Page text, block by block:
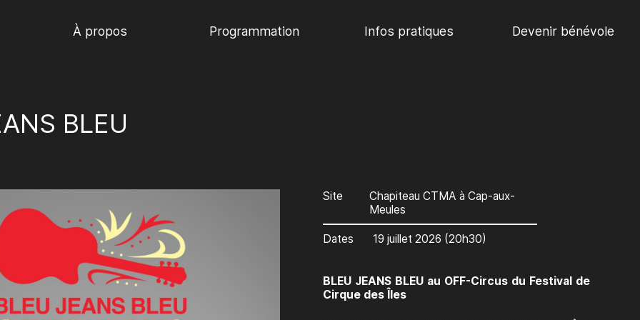
À propos Programmation Infos pratiques Devenir bénévole
BLEU
Site
Chapiteau CTMA à Cap-aux-
Meules
Dates 19 juillet 2026 (20h30)
BLEU JEANS BLEU au OFF-Circus du Festival de
Cirque des Îles